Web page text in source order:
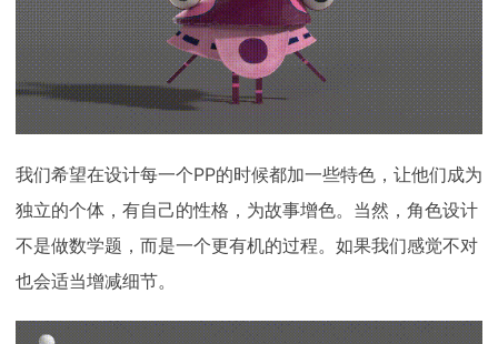
我们希望在设计每一个PP的时候都加一些特色，让他们成为
独立的个体，有自己的性格，为故事增色。当然，角色设计
不是做数学题，而是一个更有机的过程。如果我们感觉不对
也会适当增减细节。